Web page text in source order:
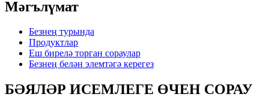
Мәгълүмат
Безнең турында
Продуктлар
Еш бирелә торган сораулар
Безнең белән элемтәгә керегез
БӘЯЛӘР ИСЕМЛЕГЕ ӨЧЕН СОРАУ